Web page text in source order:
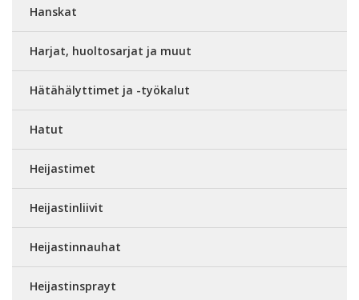
Hanskat
Harjat, huoltosarjat ja muut
Hätähälyttimet ja -työkalut
Hatut
Heijastimet
Heijastinliivit
Heijastinnauhat
Heijastinsprayt